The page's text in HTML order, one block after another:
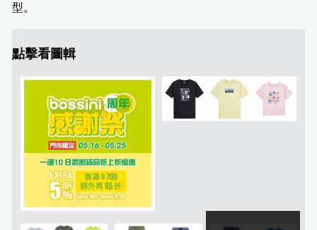
型。
點擊看圖輯